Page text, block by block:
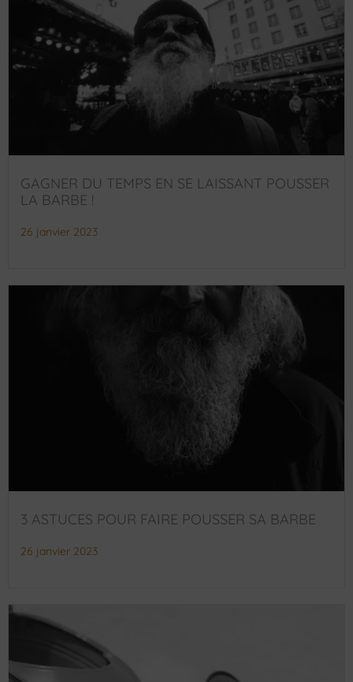
GAGNER DU TEMPS EN SE LAISSANT POUSSER
LA BARBE !
26 janvier 2023
3 ASTUCES POUR FAIRE POUSSER SA BARBE
26 janvier 2023